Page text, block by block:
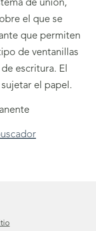
de unión,
el que se
que permiten
de ventanillas
escritura. El
el papel.